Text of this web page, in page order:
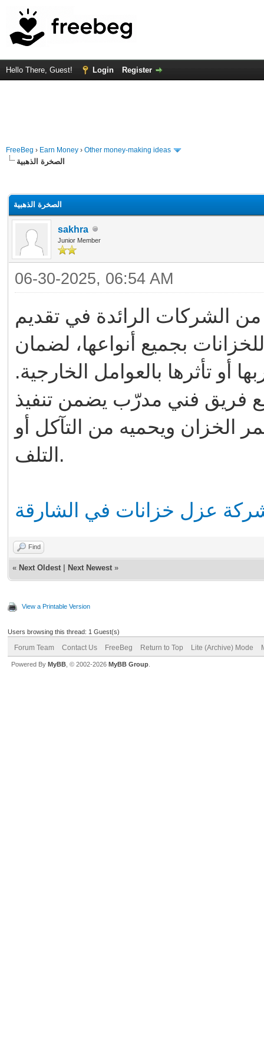
Hello There, Guest! Login Register
FreeBeg › Earn Money › Other money-making ideas
الصخرة الذهبية
الصخرة الذهبية
sakhra
Junior Member
06-30-2025, 06:54 AM
الشركات الرائدة في تقديم
بجميع أنواعها، لضمان
أو تأثرها بالعوامل الخارجية.
فريق فني مدرّب يضمن تنفيذ
الخزان ويحميه من التآكل أو
التلف.
عزل خزانات في الشارقة
Find
« Next Oldest Next Newest »
View a Printable Version
Users browsing this thread: 1 Guest(s)
Forum Team Contact Us FreeBeg Return to Top Lite (Archive) Mode
Powered By MyBB , © 2002-2026 MyBB Group